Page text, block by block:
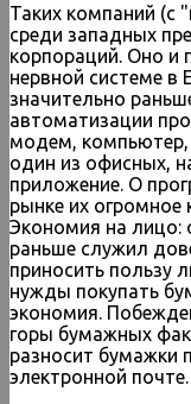
Таких компаний
среди западных
корпораций. Оно и
нервной системе в
значительно
автоматизации
модем,
один из офисных,
приложение. О
рынке их огромное
Экономия на лицо:
раньше служил
приносить пользу
нужды покупать
экономия.
горы бумажных
разносит бумажки
электронной почте.